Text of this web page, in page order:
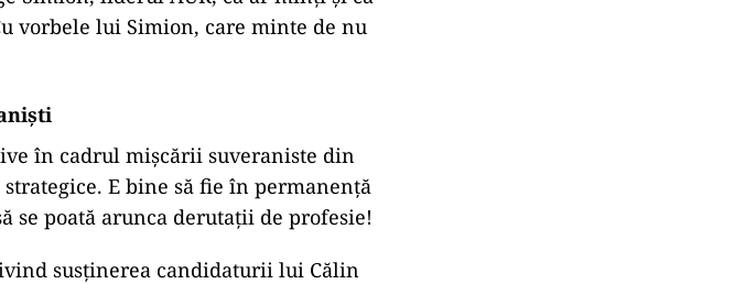
vorbele lui Simion, care minte de nu
în cadrul mișcării suveraniste din
E bine să fie în permanență
se poată arunca derutații de profesie!
susținerea candidaturii lui Călin